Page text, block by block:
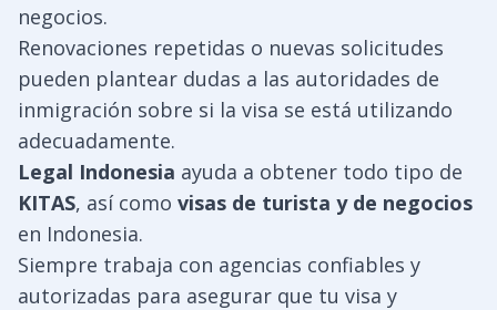
negocios.
Renovaciones repetidas o nuevas solicitudes
pueden plantear dudas a las autoridades de
inmigración sobre si la visa se está utilizando
adecuadamente.
Legal Indonesia ayuda a obtener todo tipo de
KITAS, así como visas de turista y de negocios
en Indonesia.
Siempre trabaja con agencias confiables y
autorizadas para asegurar que tu visa y